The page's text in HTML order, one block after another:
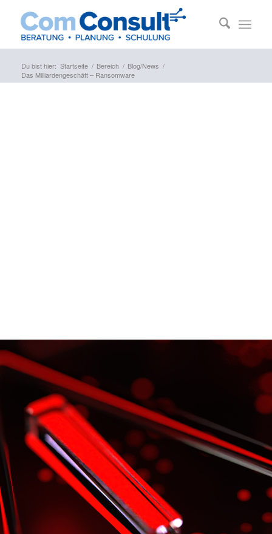
Du bist hier: Startseite / Bereich / Blog/News /
Das Milliardengeschäft – Ransomware